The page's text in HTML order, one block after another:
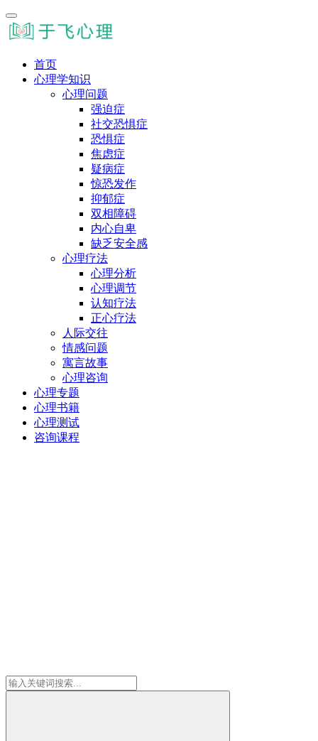
首页
心理学知识
心理问题
强迫症
社交恐惧症
恐惧症
焦虑症
疑病症
惊恐发作
抑郁症
双相障碍
内心自卑
缺乏安全感
心理疗法
心理分析
心理调节
认知疗法
正心疗法
人际交往
情感问题
寓言故事
心理咨询
心理专题
心理书籍
心理测试
咨询课程